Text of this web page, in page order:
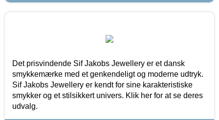
Det prisvindende Sif Jakobs Jewellery er et dansk
smykkemærke med et genkendeligt og moderne udtryk.
Sif Jakobs Jewellery er kendt for sine karakteristiske
smykker og et stilsikkert univers. Klik her for at se deres
udvalg.